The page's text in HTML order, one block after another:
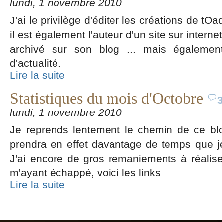
lundi, 1 novembre 2010
J'ai le privilège d'éditer les créations de
il est également l'auteur d'un site sur
archivé sur son blog ... mais
d'actualité.
Lire la suite
Statistiques du mois d'Octobre
lundi, 1 novembre 2010
Je reprends lentement le chemin de ce
prendra en effet davantage de temps que
J'ai encore de gros remaniements à
m'ayant échappé, voici les links
Lire la suite